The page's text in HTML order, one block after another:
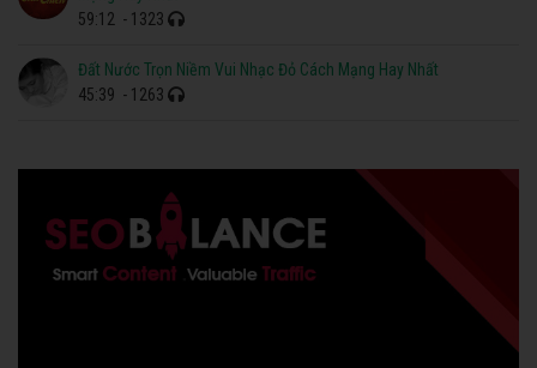
59:12 - 1323
Đất Nước Trọn Niềm Vui Nhạc Đỏ Cách Mạng Hay Nhất
45:39 - 1263